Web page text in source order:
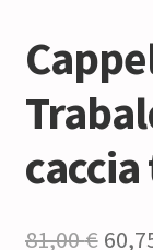
81,00€ Il